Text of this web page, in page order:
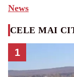
News
CELE MAI
1